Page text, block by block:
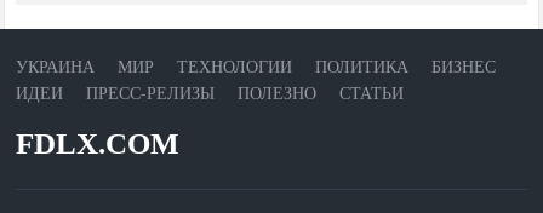
УКРАИНА МИР ТЕХНОЛОГИИ ПОЛИТИКА
БИЗНЕС
ИДЕИ
ПРЕСС-РЕЛИЗЫ ПОЛЕЗНО СТАТЬИ
FDLX.COM